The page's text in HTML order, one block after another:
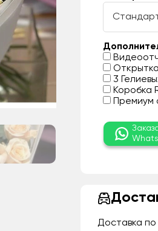
Открытка
3
Коробка
Премиум
Доставка по